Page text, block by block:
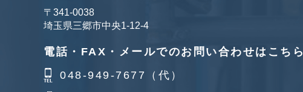
〒341‐0038
埼玉県三郷市中央1-12-4
電話・FAX・メールでのお問い合わせはこちら
048-949-7677（代）